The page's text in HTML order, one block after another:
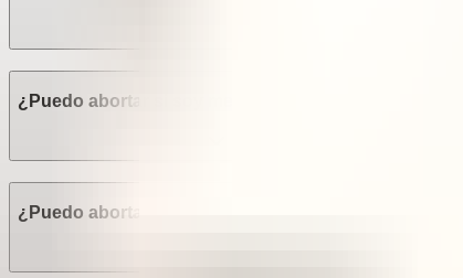
¿Puedo abortar si soy menor de edad en Perú?
¿Puedo abortar sin el consentimiento de mi familia o